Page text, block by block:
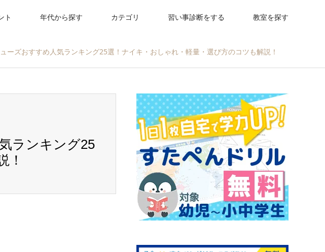
ト 年代から探す カテゴリ 習い事診断をする 教室を探す
ーズおすすめ人気ランキング25選！ナイキ・おしゃれ・軽量・選び方のコツも解説！
ランキング25
！